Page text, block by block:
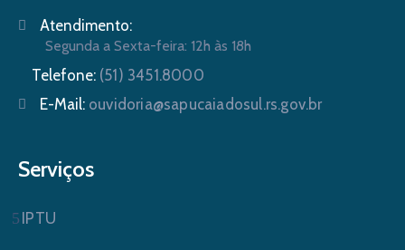
Atendimento:
Segunda a Sexta-feira: 12h às 18h
Telefone: (51) 3451.8000
E-Mail: ouvidoria@sapucaiadosul.rs.gov.br
Serviços
IPTU